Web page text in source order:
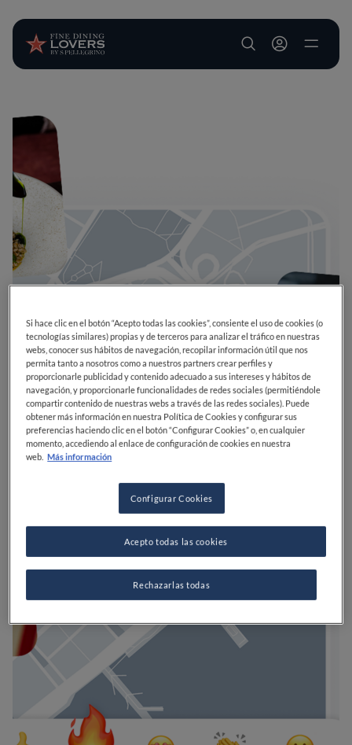
User account
Si hace clic en el botón “Acepto todas las cookies”, consiente el uso de cookies (o
tecnologías similares) propias y de terceros para analizar el tráfico en nuestras
webs, conocer sus hábitos de navegación, recopilar información útil que nos
permita tanto a nosotros como a nuestros partners crear perfiles y
proporcionarle publicidad y contenido adecuado a sus intereses y hábitos de
navegación, y proporcionarle funcionalidades de redes sociales (permitiéndole
compartir contenido de nuestras webs a través de las redes sociales). Puede
obtener más información en nuestra Política de Cookies y configurar sus
preferencias haciendo clic en el botón “Configurar Cookies” o, en cualquier
momento, accediendo al enlace de configuración de cookies en nuestra
web. Más información
Configurar Cookies
Rechazarlas todas
Acepto todas las cookies